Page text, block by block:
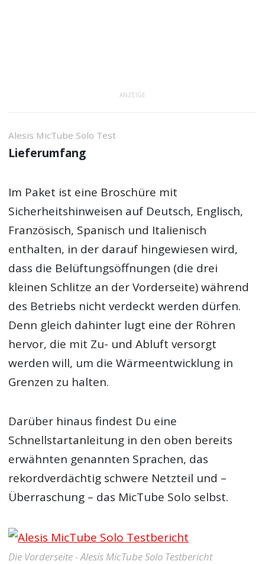
ANZEIGE
Alesis MicTube Solo Test
Lieferumfang
Im Paket ist eine Broschüre mit
Sicherheitshinweisen auf Deutsch, Englisch,
Französisch, Spanisch und Italienisch
enthalten, in der darauf hingewiesen wird,
dass die Belüftungsöffnungen (die drei
kleinen Schlitze an der Vorderseite) während
des Betriebs nicht verdeckt werden dürfen.
Denn gleich dahinter lugt eine der Röhren
hervor, die mit Zu- und Abluft versorgt
werden will, um die Wärmeentwicklung in
Grenzen zu halten.
Darüber hinaus findest Du eine
Schnellstartanleitung in den oben bereits
erwähnten genannten Sprachen, das
rekordverdächtig schwere Netzteil und –
Überraschung – das MicTube Solo selbst.
Die Vorderseite - Alesis MicTube Solo Testbericht